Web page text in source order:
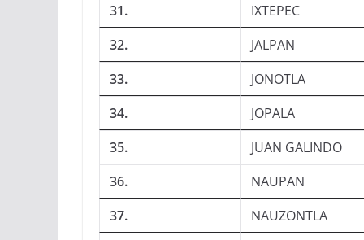
31.
IXTEPEC
32.
JALPAN
33.
JONOTLA
34.
JOPALA
35.
JUAN GALINDO
36.
NAUPAN
37.
NAUZONTLA